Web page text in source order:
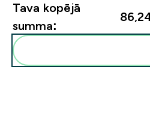
Tava kopējā
summa: